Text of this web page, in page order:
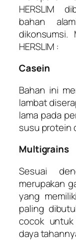
HERSLIM
bahan
HERSLIM :
Casein
Bahan ini
lambat
lama pada
susu protein
Multigrains
Sesuai
merupakan
yang
paling
cocok
daya